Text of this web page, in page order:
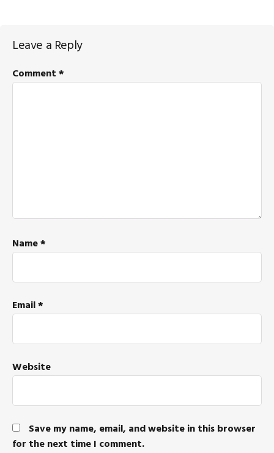
Reader
Interactions
Leave a Reply
Comment*
Name*
Email*
Website
Save my name, email, and website in this browser
for the next time I comment.